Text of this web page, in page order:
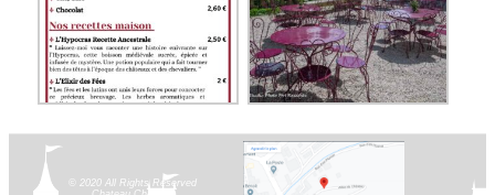
© 2020 All Rights Reserved